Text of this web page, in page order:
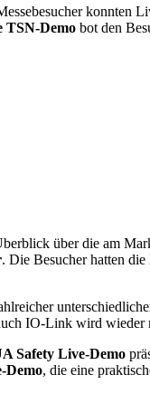
konnten
TSN-Demo bot den
über die am
. Die Besucher hatten
IO-Link wird
Safety Live-Demo
Demo, die eine